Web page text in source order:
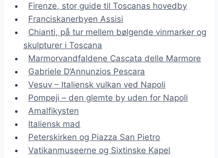
Firenze, stor guide til Toscanas hovedby
Franciskanerbyen Assisi
Chianti, på tur mellem bølgende vinmarker og
skulpturer i Toscana
Marmorvandfaldene Cascata delle Marmore
Gabriele D’Annunzios Pescara
Vesuv – Italiensk vulkan ved Napoli
Pompeji – den glemte by uden for Napoli
Amalfikysten
Italiensk mad
Peterskirken og Piazza San Pietro
Vatikanmuseerne og Sixtinske Kapel